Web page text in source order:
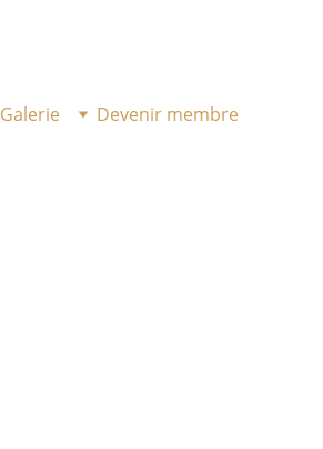
Galerie Devenir membre